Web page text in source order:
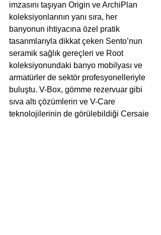
imzasını taşıyan Origin ve ArchiPlan
koleksiyonlarının yanı sıra, her
banyonun ihtiyacına özel pratik
tasarımlarıyla dikkat çeken Sento’nun
seramik sağlık gereçleri ve Root
koleksiyonundaki banyo mobilyası ve
armatürler de sektör profesyonelleriyle
buluştu. V-Box, gömme rezervuar gibi
sıva altı çözümlerin ve V-Care
teknolojilerinin de görülebildiği Cersaie